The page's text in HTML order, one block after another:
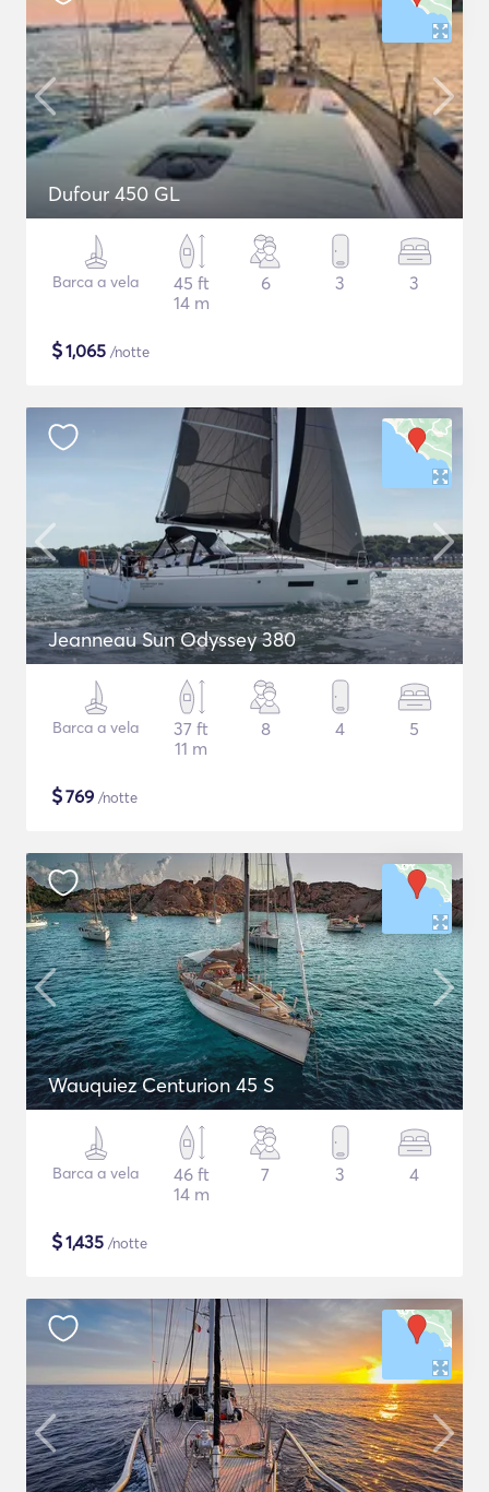
Dufour 450 GL
Barca a vela
45 ft
14 m
6 3 3
$1,065 /notte
Jeanneau Sun Odyssey 380
Barca a vela
37 ft
11 m
8 4 5
$769 /notte
Wauquiez Centurion 45 S
Barca a vela
46 ft
14 m
7 3 4
$1,435 /notte